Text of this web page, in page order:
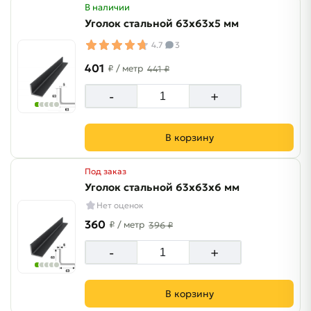
В наличии
Уголок стальной 63х63х5 мм
4.7 3
401 ₽ / метр 441 ₽
- +
В корзину
Под заказ
Уголок стальной 63х63х6 мм
Нет оценок
360 ₽ / метр 396 ₽
- +
В корзину